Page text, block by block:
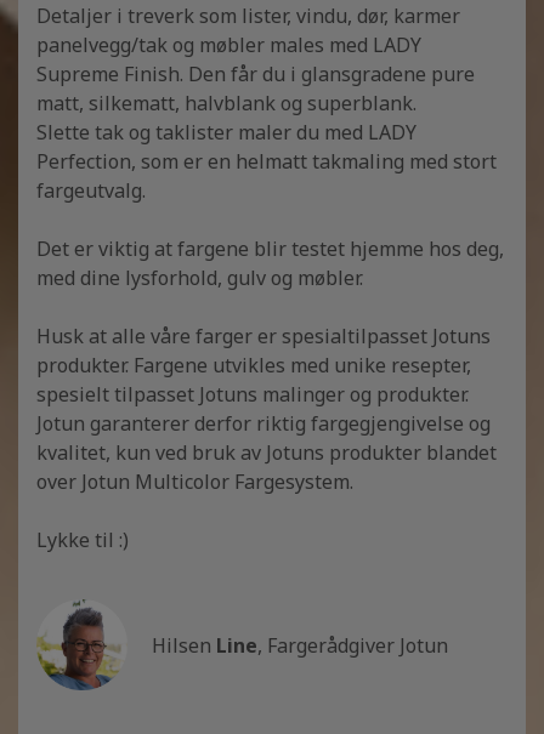
Detaljer i treverk som lister, vindu, dør, karmer
panelvegg/tak og møbler males med LADY
Supreme Finish. Den får du i glansgradene pure
matt, silkematt, halvblank og superblank.
Slette tak og taklister maler du med LADY
Perfection, som er en helmatt takmaling med stort
fargeutvalg.
Det er viktig at fargene blir testet hjemme hos deg,
med dine lysforhold, gulv og møbler.
Husk at alle våre farger er spesialtilpasset Jotuns
produkter. Fargene utvikles med unike resepter,
spesielt tilpasset Jotuns malinger og produkter.
Jotun garanterer derfor riktig fargegjengivelse og
kvalitet, kun ved bruk av Jotuns produkter blandet
over Jotun Multicolor Fargesystem.
Lykke til :)
Hilsen Line, Fargerådgiver Jotun